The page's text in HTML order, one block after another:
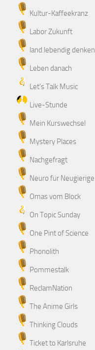
Kultur-Kaffeekranz
Labor Zukunft
land.lebendig denken
Leben danach
Let's Talk Music
Live-Stunde
Mein Kurswechsel
Mystery Places
Nachgefragt
Neuro für Neugierige
Omas vom Block
On Topic Sunday
One Pint of Science
Phonolith
Pommestalk
ReclamNation
The Anime Girls
Thinking Clouds
Ticket to Karlsruhe